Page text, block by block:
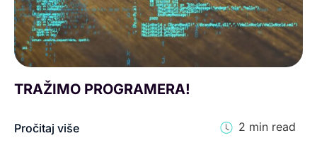
TRAŽIMO PROGRAMERA!
Pročitaj više 2 min read